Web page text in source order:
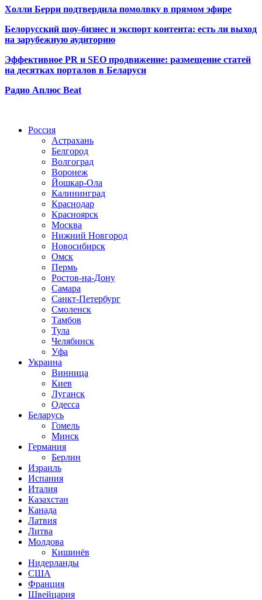
Холли Берри подтвердила помолвку в прямом эфире
Белорусский шоу-бизнес и экспорт контента: есть ли выход
на зарубежную аудиторию
Эффективное PR и SEO продвижение: размещение статей
на десятках порталов в Беларуси
Радио Аплюс Beat
Россия
Астрахань
Белгород
Волгоград
Воронеж
Йошкар-Ола
Калининград
Краснодар
Красноярск
Москва
Нижний Новгород
Новосибирск
Омск
Пермь
Ростов-на-Дону
Самара
Санкт-Петербург
Смоленск
Тамбов
Тула
Челябинск
Уфа
Украина
Винница
Киев
Луганск
Одесса
Беларусь
Гомель
Минск
Германия
Берлин
Израиль
Испания
Италия
Казахстан
Канада
Латвия
Литва
Молдова
Кишинёв
Нидерланды
США
Франция
Швейцария